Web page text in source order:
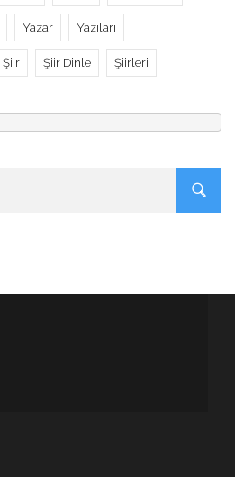
Yazar Yazıları
Şiir Şiir Dinle Şiirleri